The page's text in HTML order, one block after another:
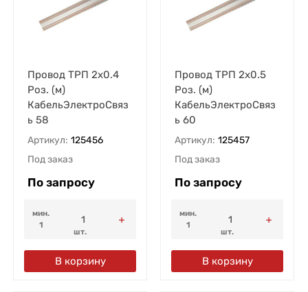
Провод ТРП 2х0.4
Роз. (м)
КабельЭлектроСвяз
ь 58
Артикул: 125456
Под заказ
По запросу
мин.
1
шт.
В корзину
Провод ТРП 2х0.5
Роз. (м)
КабельЭлектроСвяз
ь 60
Артикул: 125457
Под заказ
По запросу
мин.
1
шт.
В корзину